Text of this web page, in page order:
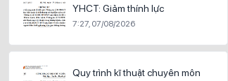
YHCT: Giảm thính lực
7:27, 07/08/2026
Quy trình kĩ thuật chuyên môn